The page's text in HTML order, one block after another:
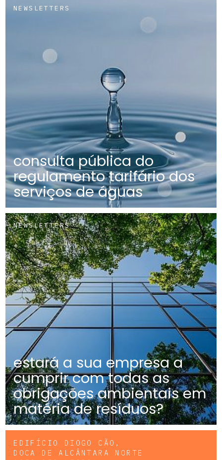
NEWSLETTERS
consulta pública do
regulamento tarifário dos
serviços de águas
NEWSLETTERS
estará a sua empresa a
cumprir com todas as
obrigações ambientais em
matéria de resíduos?
EDIFÍCIO DIOGO CÃO,
DOCA DE ALCÂNTARA NORTE